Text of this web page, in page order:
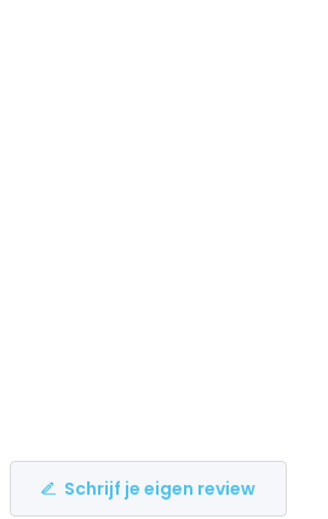
Schrijf je eigen review